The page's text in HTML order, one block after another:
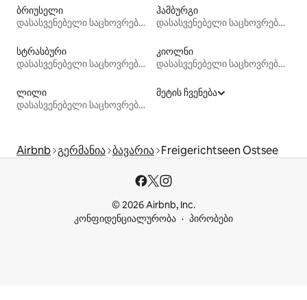
ბრიუსელი
დასასვენებელი საცხოვრებლები
ჰამბურგი
დასასვენებელი საცხოვრებლები
სტრასბური
დასასვენებელი საცხოვრებლები
კიოლნი
დასასვენებელი საცხოვრებლები
ლილი
დასასვენებელი საცხოვრებლები
მეტის ჩვენება
Airbnb გერმანია ბავარია Freigerichtseen Ostsee
© 2026 Airbnb, Inc.
კონფიდენციალურობა
პირობები